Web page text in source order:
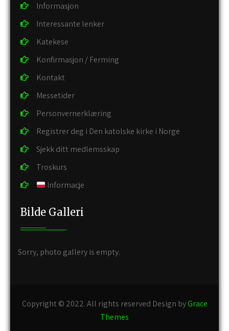
Informasjon
Interessante lenker
Katekese
Konfirmasjon / Ferming
Kontakt
Messetider
Personvernerklæring
Registrer deg i Den katolske kirke i Norge
Sjekk ditt medlemsskap
Troskurs
Informacje
Bilde Galleri
Sorry, photo gallery is empty.
Copyright © 2022. All rights reserved Design byGrace
Themes